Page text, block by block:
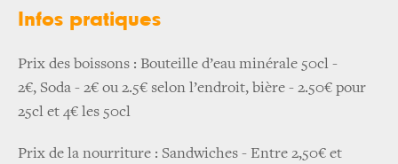
Infos pratiques
Prix des boissons : Bouteille d’eau minérale 50cl -
2€, Soda - 2€ ou 2.5€ selon l’endroit, bière - 2.50€ pour
25cl et 4€ les 50cl
Prix de la nourriture : Sandwiches - Entre 2,50€ et